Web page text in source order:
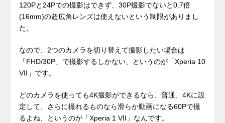
120Pと24Pでの撮影はできず、30P撮影でないと0.7倍
(16mm)の超広角レンズは使えないという制限がありまし
た。
なので、2つのカメラを切り替えて撮影したい場合は
「FHD/30P」で撮影するしかない、というのが「Xperia 10
VII」です。
どのカメラを使っても4K撮影ができるなら、普通、4Kに設
定して、さらに撮れるものなら滑らか動画になる60Pで撮
るよね、というのが「Xperia 1 VII」なんです。